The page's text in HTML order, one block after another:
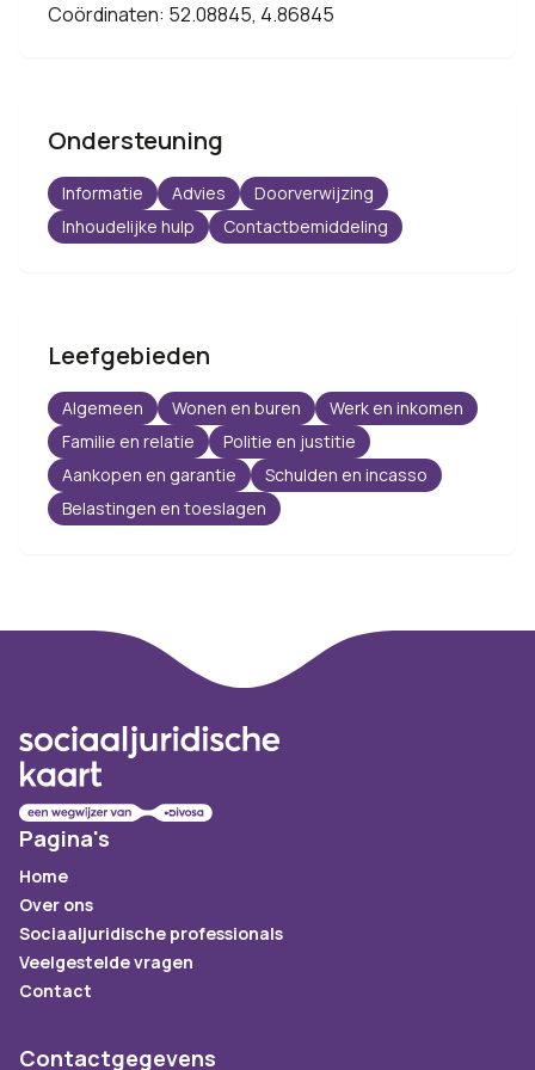
Coördinaten: 52.08845, 4.86845
Ondersteuning
Informatie Advies
Doorverwijzing
Inhoudelijke hulp
Contactbemiddeling
Leefgebieden
Algemeen Wonen en buren
Werk en inkomen
Familie en relatie
Politie en justitie
Aankopen en garantie
Schulden en incasso
Belastingen en toeslagen
Pagina's
Home
Over ons
Sociaaljuridische professionals
Veelgestelde vragen
Contact
Contactgegevens